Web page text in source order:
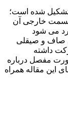
تشکیل شده است؛
خارجی آن
می شود
صاف و صیقلی
داشته
مفصل درباره
این مقاله همراه